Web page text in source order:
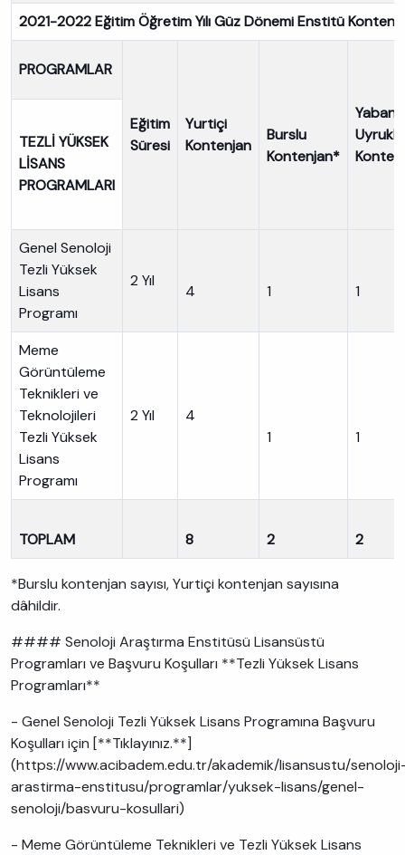
2021-2022 Eğitim Öğretim Yılı Güz Dönemi Enstitü
PROGRAMLAR
Eğitim
Süresi
Yurtiçi
Kontenjan
Burslu
Kontenjan*
Uyruklu
TEZLİ YÜKSEK
LİSANS
PROGRAMLARI
Genel Senoloji
Tezli Yüksek
Lisans
Programı
2 Yıl
4 1 1
Meme
Görüntüleme
Teknikleri ve
Teknolojileri
Tezli Yüksek
Lisans
Programı
2 Yıl
4
1
1
TOPLAM 8 2 2
*Burslu kontenjan sayısı, Yurtiçi kontenjan sayısına
dâhildir.
#### Senoloji Araştırma Enstitüsü Lisansüstü
Programları ve Başvuru Koşulları **Tezli Yüksek Lisans
Programları**
- Genel Senoloji Tezli Yüksek Lisans Programına Başvuru
Koşulları için [**Tıklayınız.**]
(https://www.acibadem.edu.tr/akademik/lisansustu/
arastirma-enstitusu/programlar/yuksek-lisans/genel-
senoloji/basvuru-kosullari)
- Meme Görüntüleme Teknikleri ve Tezli Yüksek Lisans